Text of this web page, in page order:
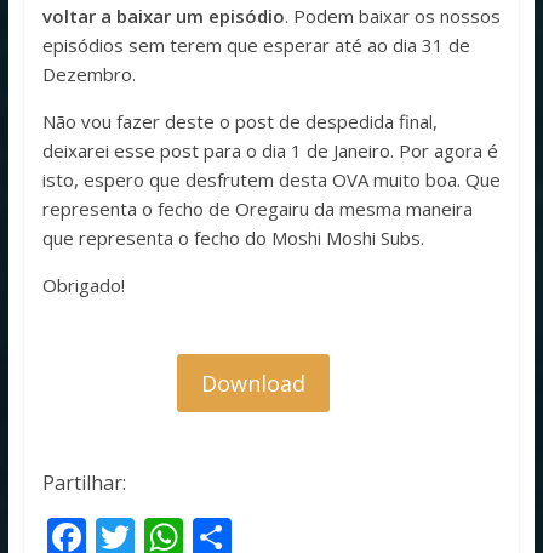
voltar a baixar um episódio. Podem baixar os nossos
episódios sem terem que esperar até ao dia 31 de
Dezembro.
Não vou fazer deste o post de despedida final,
deixarei esse post para o dia 1 de Janeiro. Por agora é
isto, espero que desfrutem desta OVA muito boa. Que
representa o fecho de Oregairu da mesma maneira
que representa o fecho do Moshi Moshi Subs.
Obrigado!
Download
Partilhar:
F T W S